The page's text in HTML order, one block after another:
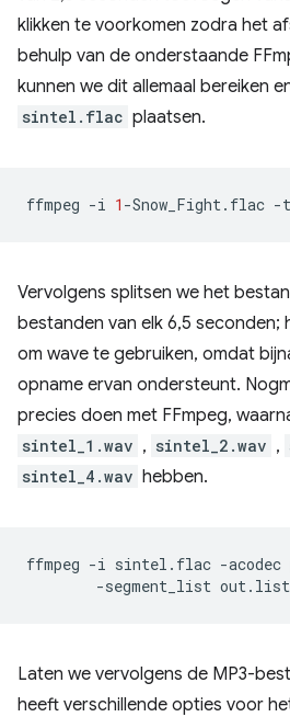
klikken te voorkomen zodra het
behulp van de onderstaande
kunnen we dit allemaal bereiken
sintel.flac plaatsen.
ffmpeg -i 1 -Snow_Fight.flac -t
Vervolgens splitsen we het
bestanden van elk 6,5 seconden;
om wave te gebruiken, omdat
opname ervan ondersteunt.
precies doen met FFmpeg,
sintel_1.wav , sintel_2.wav ,
sintel_4.wav hebben.
ffmpeg -i sintel.flac -acodec
-segment_list out.list
Laten we vervolgens de MP3-
heeft verschillende opties voor